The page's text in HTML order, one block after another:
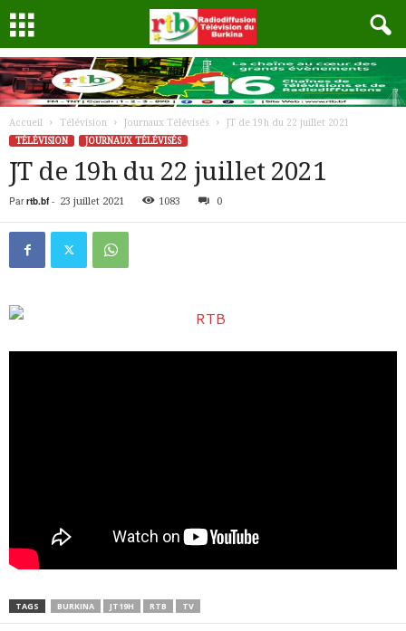
Accueil Télévision Journaux Télévisés
JT de 19h du 22 juillet 2021
TÉLÉVISION
JOURNAUX TÉLÉVISÉS
JT de 19h du 22 juillet 2021
Par rtb.bf- 23 juillet 2021 1083 0
TAGS BURKINA JT19H RTB TV